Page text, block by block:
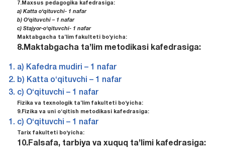
7.Maxsus pedagogika kafedrasiga:
a) Katta o‘qituvchi- 1 nafar
b) O‘qituvchi – 1 nafar
c) Stajyor-o‘qituvchi- 1 nafar
Maktabgacha ta’lim fakulteti bo‘yicha:
8.Maktabgacha ta’lim metodikasi kafedrasiga:
a) Kafedra mudiri – 1 nafar
b) Katta o‘qituvchi – 1 nafar
c) O‘qituvchi – 1 nafar
Fizika va texnologik ta’lim fakulteti bo‘yicha:
9.Fizika va uni o‘qitish metodikasi kafedrasiga:
c) O‘qituvchi – 1 nafar
Tarix fakulteti bo‘yicha:
10.Falsafa, tarbiya va xuquq ta’limi kafedrasiga: